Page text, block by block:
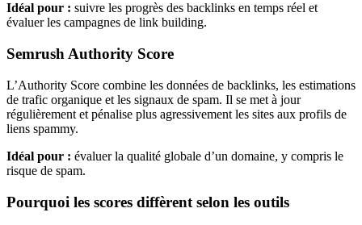
Idéal pour : suivre les progrès des backlinks en temps réel et
évaluer les campagnes de link building.
Semrush Authority Score
L’Authority Score combine les données de backlinks, les estimations
de trafic organique et les signaux de spam. Il se met à jour
régulièrement et pénalise plus agressivement les sites aux profils de
liens spammy.
Idéal pour : évaluer la qualité globale d’un domaine, y compris le
risque de spam.
Pourquoi les scores diffèrent selon les outils